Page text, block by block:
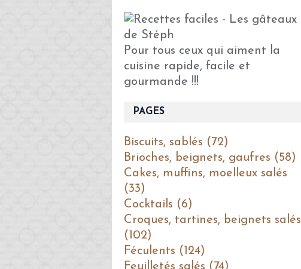
Pour tous ceux qui aiment la
cuisine rapide, facile et
gourmande !!!
PAGES
Biscuits, sablés (72)
Brioches, beignets, gaufres (58)
Cakes, muffins, moelleux salés
(33)
Cocktails (6)
Croques, tartines, beignets salés
(102)
Féculents (124)
Feuilletés salés (74)